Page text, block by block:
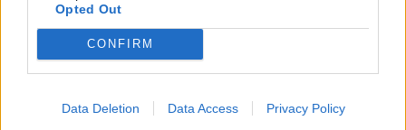
Opted Out
CONFIRM
Data Deletion Data Access Privacy PolicyPLUS